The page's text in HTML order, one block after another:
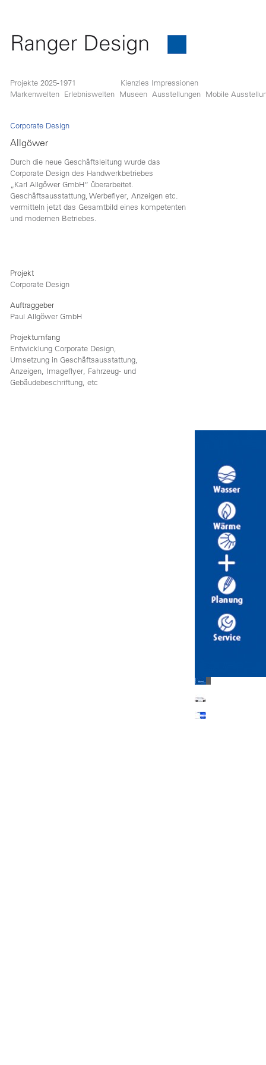
Projekte 2025-1971
Kienzles Impressionen
Markenwelten Erlebniswelten Museen Ausstellungen Mobile
Corporate Design
Allgöwer
Durch die neue Geschäftsleitung wurde das
Corporate Design des Handwerkbetriebes
„Karl Allgöwer GmbH“ überarbeitet.
Geschäftsausstattung, Werbeflyer, Anzeigen etc.
vermitteln jetzt das Gesamtbild eines kompetenten
und modernen Betriebes.
Projekt
Corporate Design
Auftraggeber
Paul Allgöwer GmbH
Projektumfang
Entwicklung Corporate Design,
Umsetzung in Geschäftsausstattung,
Anzeigen, Imageflyer, Fahrzeug- und
Gebäudebeschriftung, etc